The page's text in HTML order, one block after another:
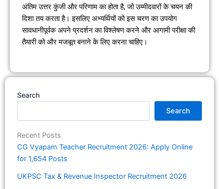
अंतिम उत्तर कुंजी और परिणाम का होता है, जो उम्मीदवारों के चयन की
दिशा तय करता है। इसलिए अभ्यर्थियों को इस चरण का उपयोग
सावधानीपूर्वक अपने प्रदर्शन का विश्लेषण करने और आगामी परीक्षा की
तैयारी को और मजबूत बनाने के लिए करना चाहिए।
Search
Search
Recent Posts
CG Vyapam Teacher Recruitment 2026: Apply Online
for 1,654 Posts
UKPSC Tax & Revenue Inspector Recruitment 2026